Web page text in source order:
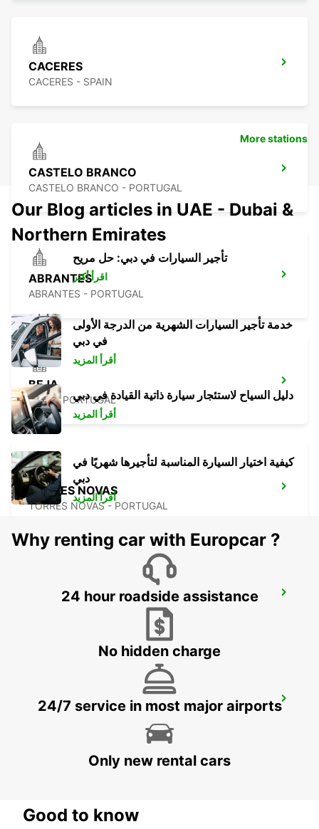
CACERES
CACERES - SPAIN
CASTELO BRANCO
CASTELO BRANCO - PORTUGAL
ABRANTES
ABRANTES - PORTUGAL
BEJA
BEJA - PORTUGAL
TORRES NOVAS
TORRES NOVAS - PORTUGAL
SANTAREM
COVILHA
More stations
Our Blog articles in UAE - Dubai &
Northern Emirates
تأجير السيارات في دبي: حل مريح
اقرأ أكثر
خدمة تأجير السيارات الشهرية من الدرجة الأولى
في دبي
أقرأ المزيد
دليل السياح لاستئجار سيارة ذاتية القيادة في دبي
أقرأ المزيد
كيفية اختيار السيارة المناسبة لتأجيرها شهريًا في
دبي
أقرأ المزيد
Why renting car with Europcar ?
24 hour roadside assistance
No hidden charge
24/7 service in most major airports
Only new rental cars
Good to know